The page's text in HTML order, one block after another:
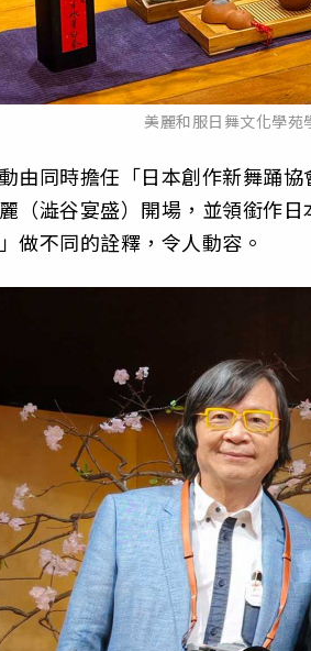
美麗和服日舞文化學苑
由同時擔任「日本創作新舞踊
（澁谷宴盛）開場，並領銜作
做不同的詮釋，令人動容。